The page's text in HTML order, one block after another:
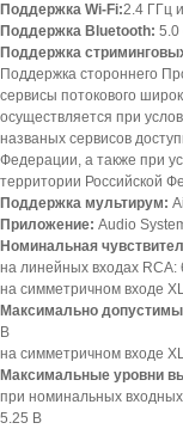
Поддержка Wi-Fi:2.4 ГГц
Поддержка Bluetooth: 5.0
Поддержка
Поддержка стороннего
сервисы потокового
осуществляется при
названых сервисов
Федерации, а также при
территории Российской
Поддержка мультирум:
Приложение: Audio
Номинальная
на линейных входах RCA:
на симметричном входе
Максимально
В
на симметричном входе
Максимальные уровни
при номинальных
5.25 В